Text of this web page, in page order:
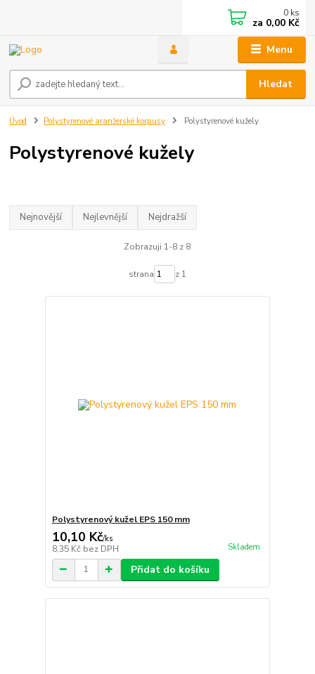
Menu
Hledat
0 ks
za 0,00 Kč
Úvod Polystyrenové aranžerské korpusy Polystyrenové kužely
Polystyrenové kužely
Nejnovější Nejlevnější Nejdražší
Zobrazuji 1-8 z 8
strana z 1
Polystyrenový kužel EPS 150 mm
10,10 Kč/ks
8,35 Kč bez DPH Skladem
Přidat do košíku